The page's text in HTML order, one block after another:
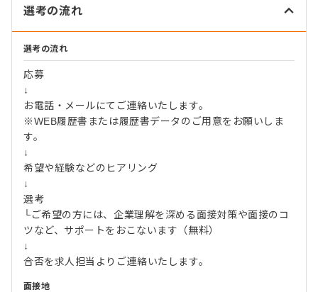
選考の流れ
選考の流れ
応募
↓
お電話・メールにてご連絡いたします。
※WEB履歴書または履歴書データのご用意をお願いしま
す。
↓
希望や経験などのヒアリング
↓
選考
└ご希望の方には、企業理解を深める面接対策や面接のコ
ツなど、サポートをおこないます（無料）
↓
合否を求人担当よりご連絡いたします。
面接地